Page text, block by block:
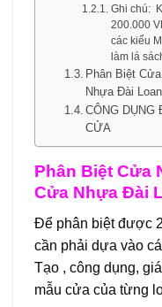
Ghi chú:
200.000
các kiểu
làm lá
Phân Biệt
Nhựa Đài
CÔNG DỤNG
CỬA
Phân Biệt Cửa
Cửa Nhựa Đài
Để phân biệt được
cần phải dựa vào
Tạo , công dụng,
mẫu cửa của từng